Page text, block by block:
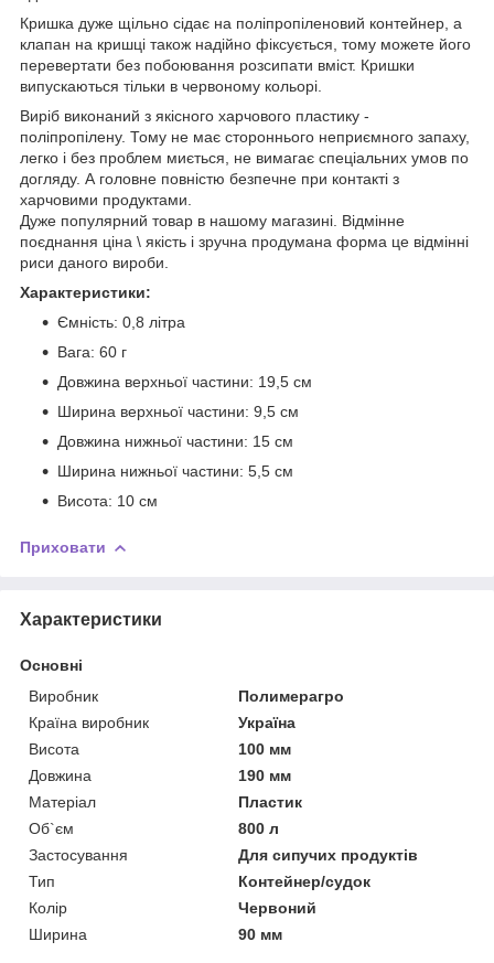
Кришка дуже щільно сідає на поліпропіленовий контейнер, а
клапан на кришці також надійно фіксується, тому можете його
перевертати без побоювання розсипати вміст. Кришки
випускаються тільки в червоному кольорі.
Виріб виконаний з якісного харчового пластику -
поліпропілену. Тому не має стороннього неприємного запаху,
легко і без проблем миється, не вимагає спеціальних умов по
догляду. А головне повністю безпечне при контакті з
харчовими продуктами.
Дуже популярний товар в нашому магазині. Відмінне
поєднання ціна \ якість і зручна продумана форма це відмінні
риси даного вироби.
Характеристики:
Ємність: 0,8 літра
Вага: 60 г
Довжина верхньої частини: 19,5 см
Ширина верхньої частини: 9,5 см
Довжина нижньої частини: 15 см
Ширина нижньої частини: 5,5 см
Висота: 10 см
Приховати
Характеристики
Основні
Виробник
Полимерагро
Країна виробник
Україна
Висота
100 мм
Довжина
190 мм
Матеріал
Пластик
Об`єм
800 л
Застосування
Для сипучих продуктів
Тип
Контейнер/судок
Колір
Червоний
Ширина
90 мм